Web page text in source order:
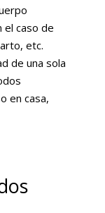
el caso de
etc.
de una sola
en casa,